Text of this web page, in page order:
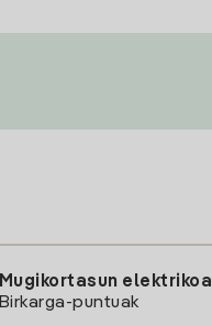
Mugikortasun elektrikoa
Birkarga-puntuak